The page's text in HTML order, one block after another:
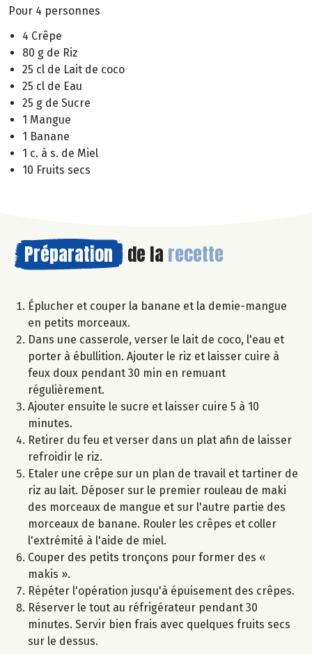
Pour 4 personnes
4 Crêpe
80 g de Riz
25 cl de Lait de coco
25 cl de Eau
25 g de Sucre
1 Mangue
1 Banane
1 c. à s. de Miel
10 Fruits secs
Préparation de la recette
Éplucher et couper la banane et la demie-mangue
en petits morceaux.
Dans une casserole, verser le lait de coco, l'eau et
porter à ébullition. Ajouter le riz et laisser cuire à
feux doux pendant 30 min en remuant
régulièrement.
Ajouter ensuite le sucre et laisser cuire 5 à 10
minutes.
Retirer du feu et verser dans un plat afin de laisser
refroidir le riz.
Etaler une crêpe sur un plan de travail et tartiner de
riz au lait. Déposer sur le premier rouleau de maki
des morceaux de mangue et sur l'autre partie des
morceaux de banane. Rouler les crêpes et coller
l'extrémité à l'aide de miel.
Couper des petits tronçons pour former des «
makis ».
Répéter l'opération jusqu'à épuisement des crêpes.
Réserver le tout au réfrigérateur pendant 30
minutes. Servir bien frais avec quelques fruits secs
sur le dessus.